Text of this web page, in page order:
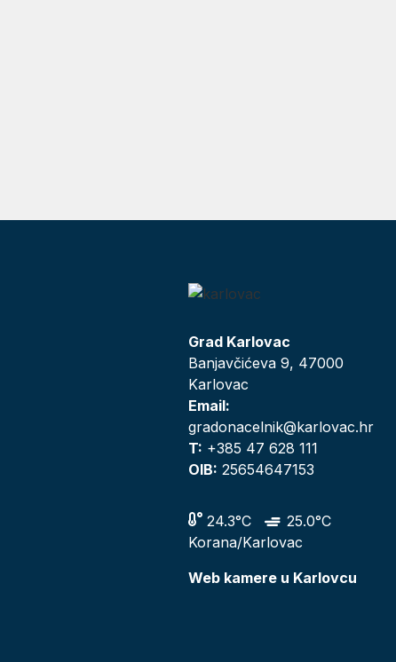
Grad Karlovac
Banjavčićeva 9, 47000
Karlovac
Email:
gradonacelnik@karlovac.hr
T: +385 47 628 111
OIB: 25654647153
24.3°C
25.0°C
Korana/Karlovac
Web kamere u Karlovcu